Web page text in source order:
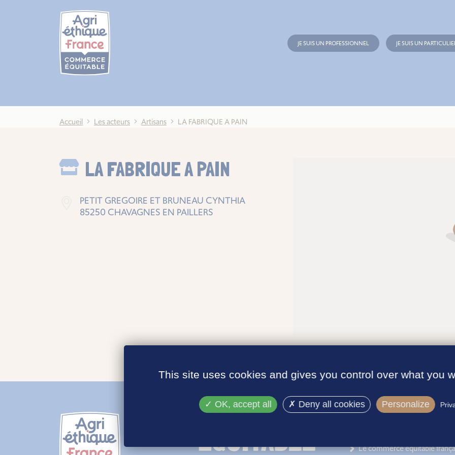
JE SUIS UN PROFESSIONNEL JE SUIS UN
Accueil Les acteurs Artisans LA FABRIQUE A PAIN
LA FABRIQUE A PAIN
PETIT GREGOIRE ET BRUNEAU CYNTHIA
85250 CHAVAGNES EN PAILLERS
Le commerce équitable
This site uses cookies and gives you control over what you
OK, accept all Deny all cookies Personalize